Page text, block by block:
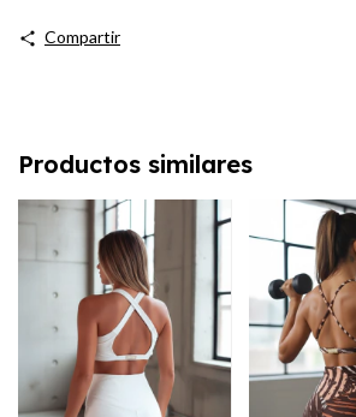
Compartir
Productos similares